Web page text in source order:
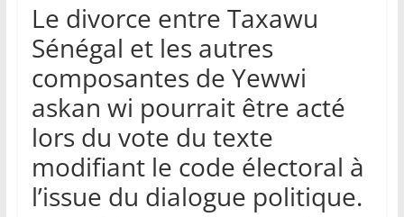
Le divorce entre Taxawu
Sénégal et les autres
composantes de Yewwi
askan wi pourrait être acté
lors du vote du texte
modifiant le code électoral à
l’issue du dialogue politique.